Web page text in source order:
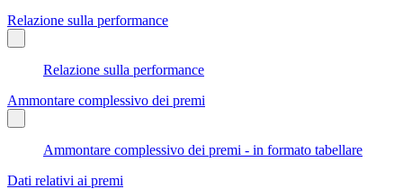
Relazione sulla performance
Relazione sulla performance
Ammontare complessivo dei premi
Ammontare complessivo dei premi - in formato tabellare
Dati relativi ai premi